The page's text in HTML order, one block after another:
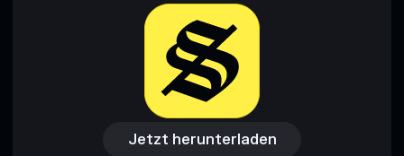
Jetzt herunterladen
Jetzt herunterladen
Zugriff auf die Wallet